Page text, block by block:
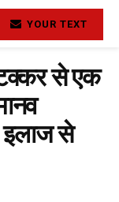
YOUR TEXT
से एक
इलाज से